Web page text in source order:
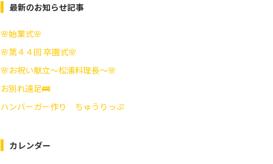
最新のお知らせ記事
🌸始業式🌸
🌸第４４回 卒園式🌸
🌸お祝い献立～松浦料理長～🌸
お別れ遠足🚌
ハンバーガー作り ちゅうりっぷ
カレンダー